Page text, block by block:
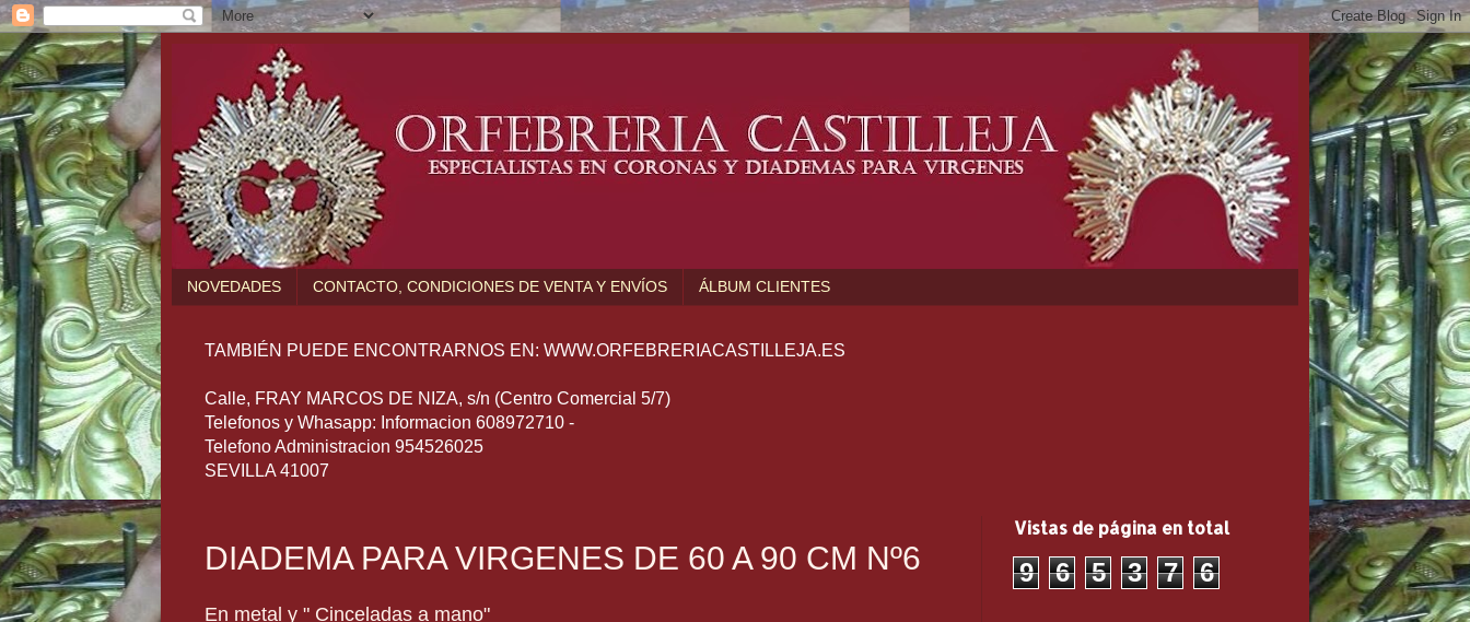
NOVEDADES CONTACTO, CONDICIONES DE VENTA Y ENVÍOS ÁLBUM CLIENTES
TAMBIÉN PUEDE ENCONTRARNOS EN: WWW.ORFEBRERIACASTILLEJA.ES
Calle, FRAY MARCOS DE NIZA, s/n (Centro Comercial 5/7)
Telefonos y Whasapp: Informacion 608972710 -
Telefono Administracion 954526025
SEVILLA 41007
DIADEMA PARA VIRGENES DE 60 A 90 CM Nº6
En metal y " Cinceladas a mano"
Vistas de página en total
9 6 5 3 7 6